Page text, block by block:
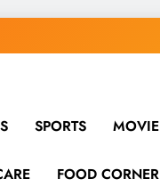
SPORTS MOVIE
FOOD CORNER